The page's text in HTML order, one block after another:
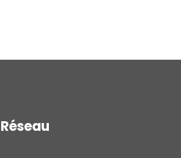
Réseau